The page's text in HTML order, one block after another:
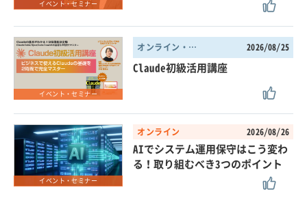
イベント・セミナー
イベント・セミナー
オンライン・東京都 2026/08/25
Claude初級活用講座
イベント・セミナー
オンライン 2026/08/26
AIでシステム運用保守はこう変わ
る！取り組むべき3つのポイント